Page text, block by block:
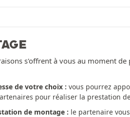
s'offrent à vous au moment de
de votre choix : vous pourrez
pour réaliser la prestation
de montage : le partenaire